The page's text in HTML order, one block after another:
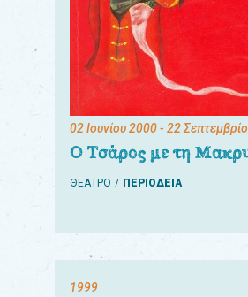
02 Ιουνίου 2000- 22
Ο Τσάρος με τη
ΘΕΑΤΡΟ ΠΕΡΙΟΔΕΙΑ
1999